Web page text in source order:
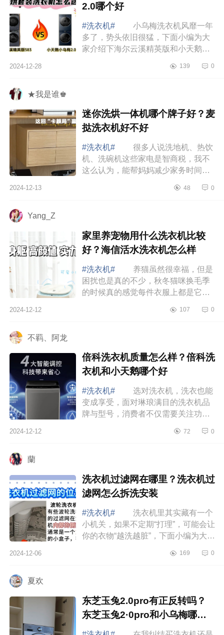
2.0哪个好
#洗衣机#
小乌梅洗衣机风靡一年
多了，势头依旧很猛，下面小编为大
家介绍下海尔云溪精英版和小天鹅小
小天鹅小乌梅2.0哪个好 最近在给
2024-12-28 139 0
★我是谁♚
迷你洗烘一体机哪个牌子好？麦
挞洗衣机好不好
#洗衣机#
很多人说洗地机、热饮
机、洗碗机这些家电是智商税，我不
这么认为，能帮妈妈减少家务时间的
绍下迷你洗烘一体机哪个牌子好？麦
2024-12-13 48 0
Yang_Z
家里养宠物用什么洗衣机比较
好？海信活水洗衣机怎么样
#洗衣机#
养猫虽然很幸福，但是
困扰也是真的不少，秋冬猫咪换毛季
的时候真的感觉每件衣服上都是它的
宠物用什么洗衣机比较好？海信活水
2024-12-12 107 0
不羁、阿龙
倍科洗衣机质量怎么样？倍科洗
衣机和小天鹅哪个好
#洗衣机#
选对洗衣机，洗衣也能
变成享受，面对琳琅满目的洗衣机品
牌与型号，消费者不仅需要关注功能
用户口碑。下面小编为大家介绍下倍
2024-12-12 72 0
蘭
洗衣机过滤网在哪里？洗衣机过
滤网怎么拆洗安装
#洗衣机#
洗衣机里其实藏有一个
小机关，如果不定期“打理”，可能会让
你的衣物“越洗越脏”，下面小编为大家
过滤网怎么拆洗安装 洗衣机过
2024-12-06 169 0
夏欢
东芝玉兔2.0pro有正反转吗？
东芝玉兔2·0pro和小乌梅哪个
好